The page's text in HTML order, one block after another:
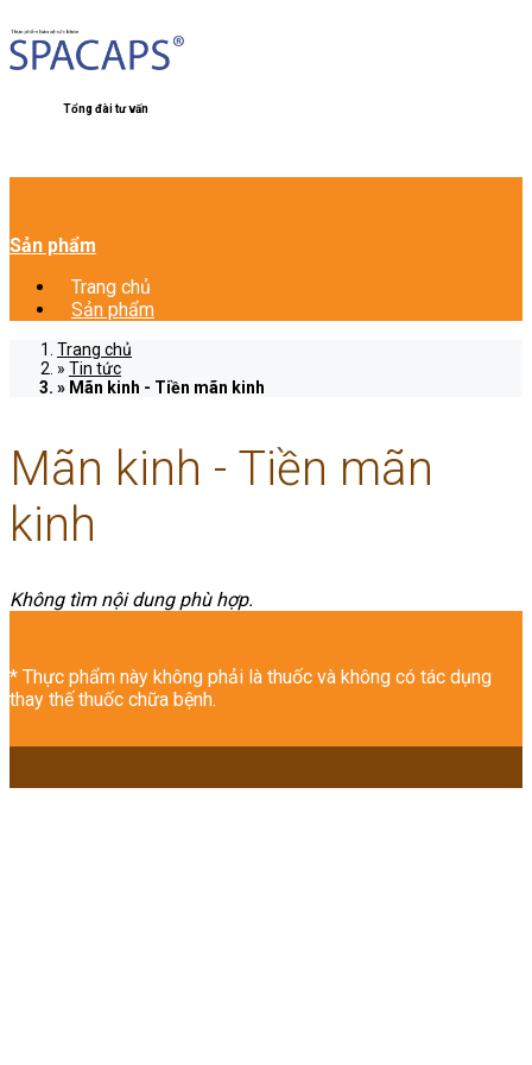
Tổng đài tư vấn
Sản phẩm
Trang chủ
Sản phẩm
Trang chủ
Tin tức
Mãn kinh - Tiền mãn kinh
Mãn kinh - Tiền mãn
kinh
Không tìm nội dung phù hợp.
* Thực phẩm này không phải là thuốc và không có tác dụng
thay thế thuốc chữa bệnh.